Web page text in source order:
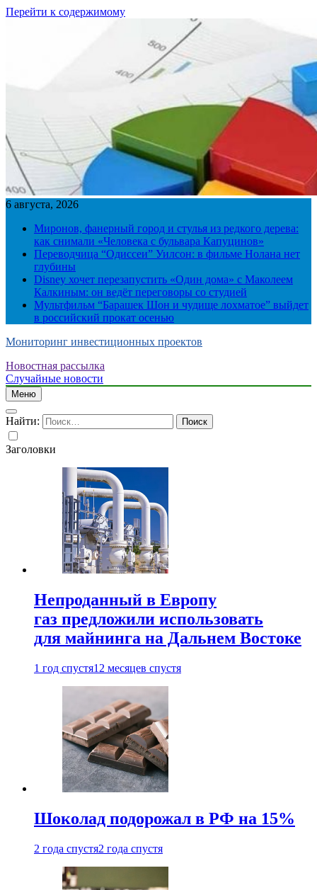
Перейти к содержимому
6 августа, 2026
Миронов, фанерный город и стулья из редкого дерева:
как снимали «Человека с бульвара Капуцинов»
Переводчица “Одиссеи” Уилсон: в фильме Нолана нет
глубины
Disney хочет перезапустить «Один дома» с Маколеем
Калкиным: он ведёт переговоры со студией
Мультфильм “Барашек Шон и чудище лохматое” выйдет
в российский прокат осенью
Мониторинг инвестиционных проектов
Новостная рассылка
Случайные новости
Меню
Найти:
Заголовки
Непроданный в Европу
газ предложили использовать
для майнинга на Дальнем Востоке
1 год спустя12 месяцев спустя
Шоколад подорожал в РФ на 15%
2 года спустя2 года спустя